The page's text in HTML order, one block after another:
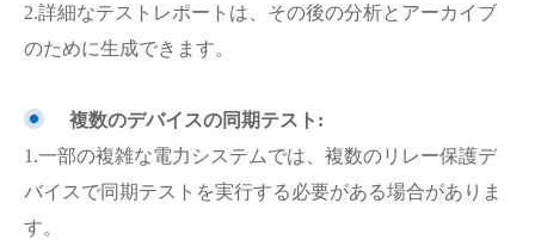
2.詳細なテストレポートは、その後の分析とアーカイブ
のために生成できます。
複数のデバイスの同期テスト:
1.一部の複雑な電力システムでは、複数のリレー保護デ
バイスで同期テストを実行する必要がある場合がありま
す。